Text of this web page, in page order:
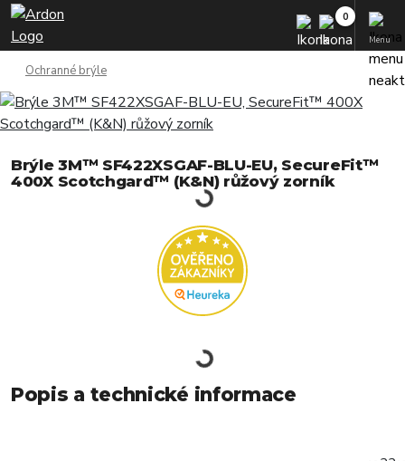
Menu
Ochranné brýle
Brýle 3M™ SF422XSGAF-BLU-EU, SecureFit™
400X Scotchgard™ (K&N) růžový zorník
Popis a technické informace